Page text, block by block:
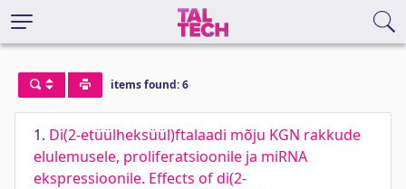
items found: 6
1. Di(2-etüülheksüül)ftalaadi mõju KGN rakkude
elulemusele, proliferatsioonile ja miRNA
ekspressioonile. Effects of di(2-